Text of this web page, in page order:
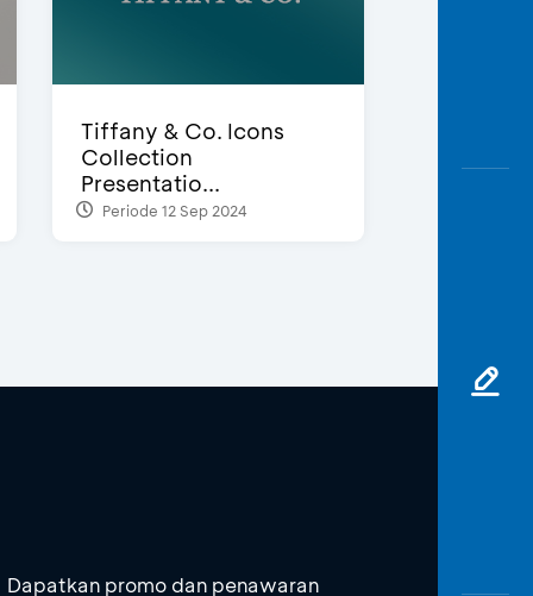
Tiffany & Co. Icons
Collection
Presentatio...
Periode 12 Sep 2024
Dapatkan promo dan penawaran